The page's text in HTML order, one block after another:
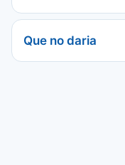
Que no daria